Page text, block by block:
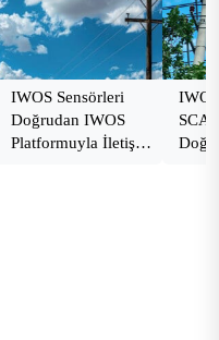
IWOS Sensörleri
Doğrudan IWOS
Platformuyla İletişim